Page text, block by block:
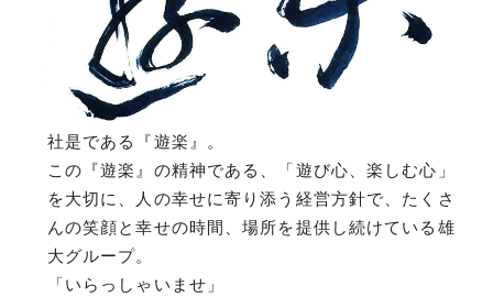
社是である『遊楽』。
この『遊楽』の精神である、「遊び心、楽しむ心」
を大切に、人の幸せに寄り添う経営方針で、たくさ
んの笑顔と幸せの時間、場所を提供し続けている雄
大グループ。
「いらっしゃいませ」